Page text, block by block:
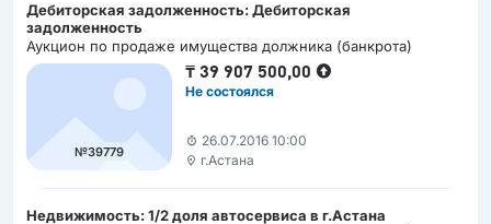
Дебиторская задолженность: Дебиторская
задолженность
Аукцион по продаже имущества должника (банкрота)
№39779
₸39 907 500,00
Не состоялся
26.07.2016 10:00
г.Астана
Недвижимость: 1/2 доля автосервиса в г.Астана